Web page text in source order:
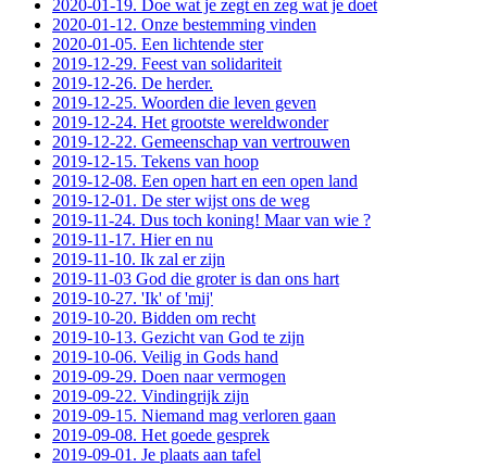
2020-01-19. Doe wat je zegt en zeg wat je doet
2020-01-12. Onze bestemming vinden
2020-01-05. Een lichtende ster
2019-12-29. Feest van solidariteit
2019-12-26. De herder.
2019-12-25. Woorden die leven geven
2019-12-24. Het grootste wereldwonder
2019-12-22. Gemeenschap van vertrouwen
2019-12-15. Tekens van hoop
2019-12-08. Een open hart en een open land
2019-12-01. De ster wijst ons de weg
2019-11-24. Dus toch koning! Maar van wie ?
2019-11-17. Hier en nu
2019-11-10. Ik zal er zijn
2019-11-03 God die groter is dan ons hart
2019-10-27. 'Ik' of 'mij'
2019-10-20. Bidden om recht
2019-10-13. Gezicht van God te zijn
2019-10-06. Veilig in Gods hand
2019-09-29. Doen naar vermogen
2019-09-22. Vindingrijk zijn
2019-09-15. Niemand mag verloren gaan
2019-09-08. Het goede gesprek
2019-09-01. Je plaats aan tafel